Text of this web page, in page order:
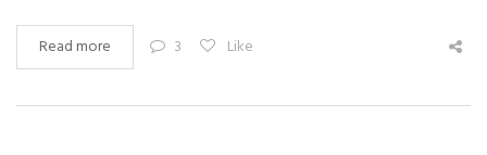
Read more 3 Like